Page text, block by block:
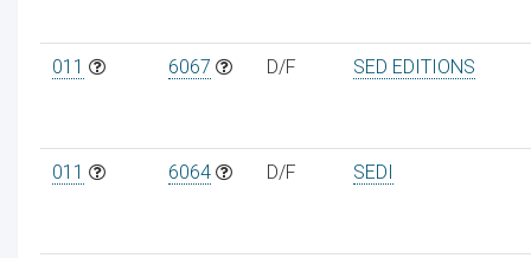
011 6067 D/F SED EDITIONS
011 6064 D/F SEDI